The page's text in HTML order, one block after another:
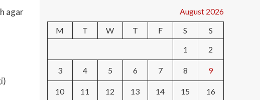
agar
August 2026
M
T W T F S
S
1
2
3 4 5 6 7 8 9
10 11 12 13 14 15 16